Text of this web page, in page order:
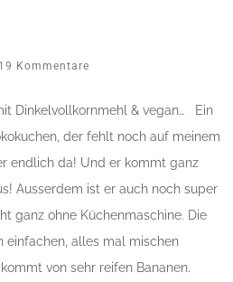
19 Kommentare
Dinkelvollkornmehl & vegan… Ein
der fehlt noch auf meinem
endlich da! Und er kommt ganz
Ausserdem ist er auch noch super
ganz ohne Küchenmaschine. Die
einfachen, alles mal mischen
von sehr reifen Bananen.